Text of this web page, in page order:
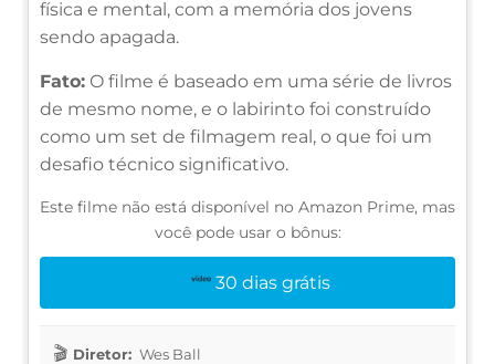
física e mental, com a memória dos jovens
sendo apagada.
Fato: O filme é baseado em uma série de livros
de mesmo nome, e o labirinto foi construído
como um set de filmagem real, o que foi um
desafio técnico significativo.
Este filme não está disponível no Amazon Prime, mas
você pode usar o bônus:
30 dias grátis
Diretor: Wes Ball